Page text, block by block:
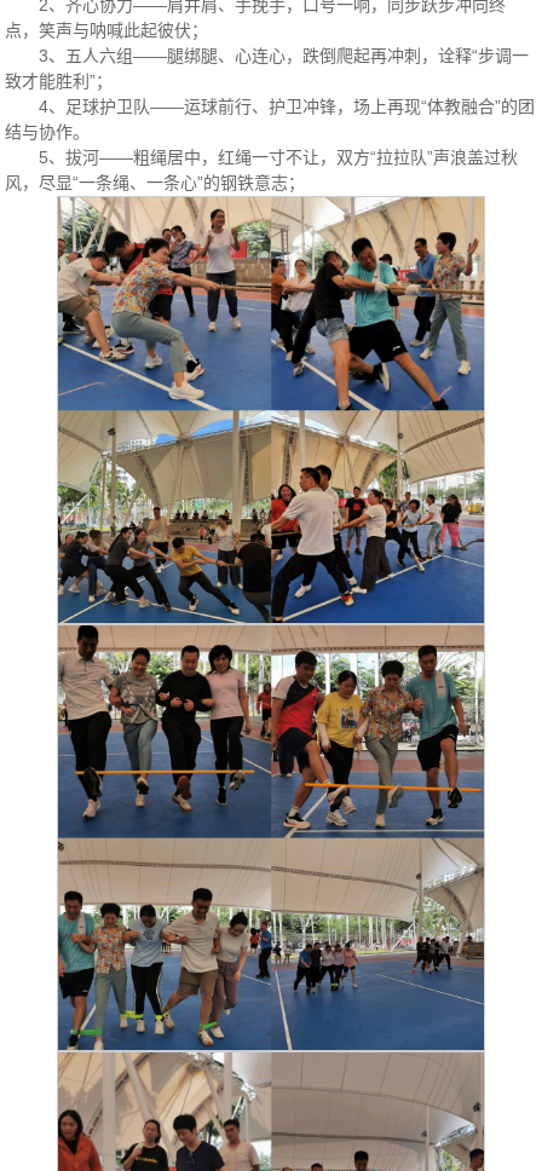
2、齐心协力——肩并肩、手挽手，口号一响，同步跃步冲向终
点，笑声与呐喊此起彼伏；
3、五人六组——腿绑腿、心连心，跌倒爬起再冲刺，诠释“步调一
致才能胜利”；
4、足球护卫队——运球前行、护卫冲锋，场上再现“体教融合”的团
结与协作。
5、拔河——粗绳居中，红绳一寸不让，双方“拉拉队”声浪盖过秋
风，尽显“一条绳、一条心”的钢铁意志；